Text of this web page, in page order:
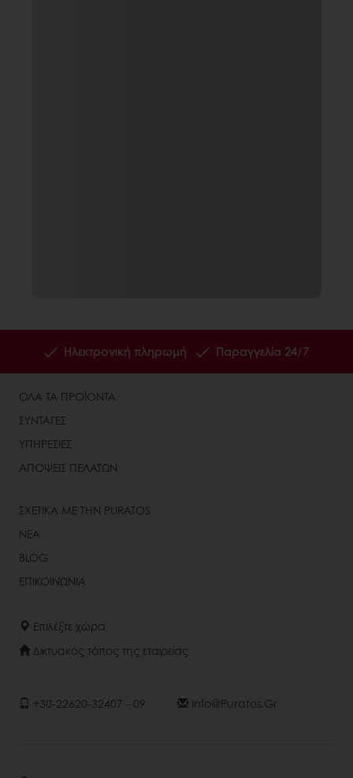
Ηλεκτρονική πληρωμή Παραγγελία 24/7
ΟΛΑ ΤΑ ΠΡΟΪΟΝΤΑ
ΣΥΝΤΑΓΕΣ
ΥΠΗΡΕΣΙΕΣ
ΑΠΟΨΕΙΣ ΠΕΛΑΤΩΝ
ΣΧΕΤΙΚΑ ΜΕ ΤΗΝ PURATOS
ΝΕΑ
BLOG
ΕΠΙΚΟΙΝΩΝΙΑ
Επιλέξτε χώρα
Δικτυακός τόπος της εταιρείας
+30-22620-32407 - 09 Info@puratos.gr